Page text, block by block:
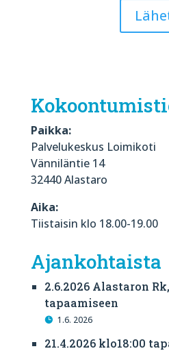
Paikka:
Palvelukeskus Loimikoti
Vänniläntie 14
32440 Alastaro
Aika:
Tiistaisin klo 18.00-19.00
Ajankohtaista
2.6.2026 Alastaron
tapaamiseen
1.6. 2026
21.4.2026 klo18:00